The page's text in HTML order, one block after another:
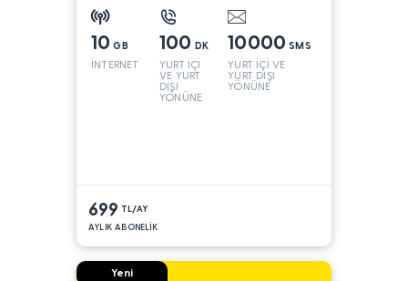
10 GB
İNTERNET
100 DK
YURT İÇİ
VE YURT
DIŞI
YÖNÜNE
10000 SMS
YURT İÇİ VE
YURT DIŞI
YÖNÜNE
699 TL/AY
AYLIK ABONELİK
Yeni